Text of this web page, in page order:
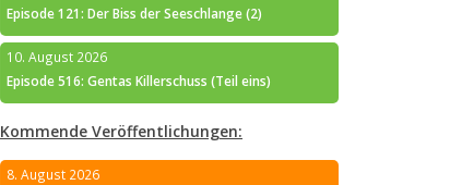
Episode 121: Der Biss der Seeschlange (2)
10. August 2026
Episode 516: Gentas Killerschuss (Teil eins)
Kommende Veröffentlichungen:
8. August 2026